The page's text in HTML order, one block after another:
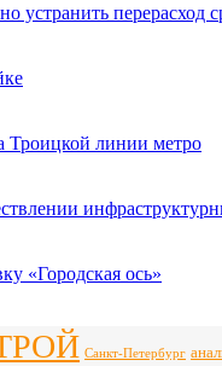
устранить перерасход
Троицкой линии метро
«Городская ось»
Санкт-Петербург